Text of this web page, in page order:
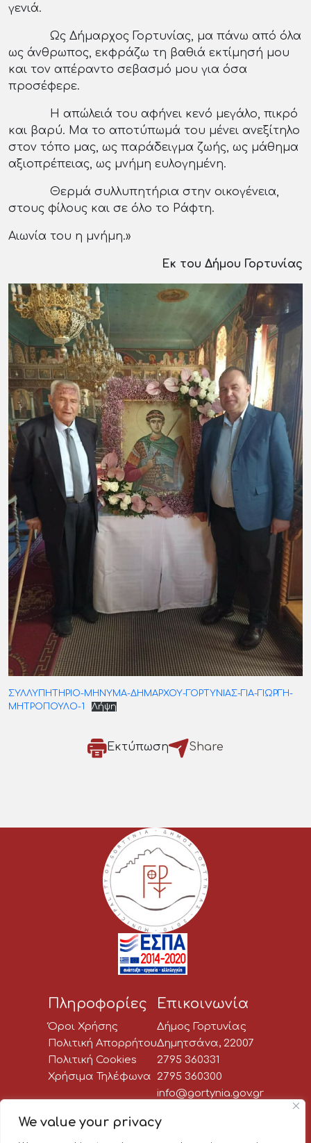
We value your privacy
γενιά.
Ως Δήμαρχος Γορτυνίας, μα πάνω από όλα
ως άνθρωπος, εκφράζω τη βαθιά εκτίμησή μου
και τον απέραντο σεβασμό μου για όσα
προσέφερε.
Η απώλειά του αφήνει κενό μεγάλο, πικρό
και βαρύ. Μα το αποτύπωμά του μένει ανεξίτηλο
στον τόπο μας, ως παράδειγμα ζωής, ως μάθημα
αξιοπρέπειας, ως μνήμη ευλογημένη.
Θερμά συλλυπητήρια στην οικογένεια,
στους φίλους και σε όλο το Ράφτη.
Αιωνία του η μνήμη.»
Εκ του Δήμου Γορτυνίας
ΣΥΛΛΥΠΗΤΗΡΙΟ-ΜΗΝΥΜΑ-ΔΗΜΑΡΧΟΥ-ΓΟΡΤΥΝΙΑΣ-ΓΙΑ-ΓΙΩΡΓΗ-
ΜΗΤΡΟΠΟΥΛΟ-1
Λήψη
Εκτύπωση Share
Πληροφορίες
Όροι Χρήσης
Πολιτική Απορρήτου
Πολιτική Cookies
Χρήσιμα Τηλέφωνα
Επικοινωνία
Δήμος Γορτυνίας
Δημητσάνα, 22007
2795 360331
2795 360300
info@gortynia.gov.gr
Social Media